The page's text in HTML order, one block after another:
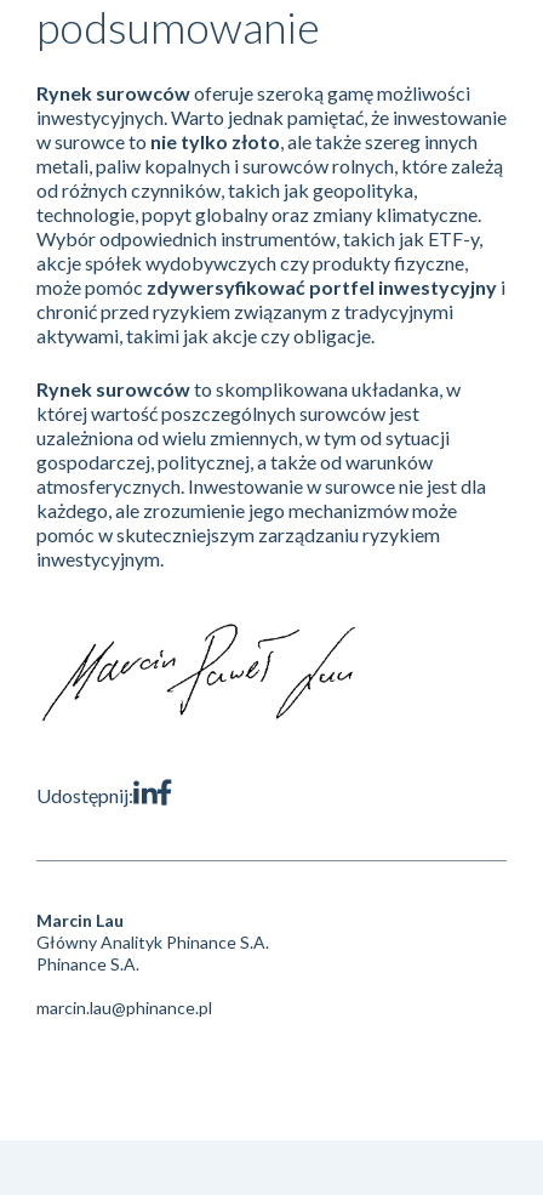
podsumowanie
Rynek surowcówoferuje szeroką gamę możliwości
inwestycyjnych. Warto jednak pamiętać, że inwestowanie
w surowce to nie tylko złoto, ale także szereg innych
metali, paliw kopalnych i surowców rolnych, które zależą
od różnych czynników, takich jak geopolityka,
technologie, popyt globalny oraz zmiany klimatyczne.
Wybór odpowiednich instrumentów, takich jak ETF-y,
akcje spółek wydobywczych czy produkty fizyczne,
może pomóc zdywersyfikować portfel inwestycyjny i
chronić przed ryzykiem związanym z tradycyjnymi
aktywami, takimi jak akcje czy obligacje.
Rynek surowcówto skomplikowana układanka, w
której wartość poszczególnych surowców jest
uzależniona od wielu zmiennych, w tym od sytuacji
gospodarczej, politycznej, a także od warunków
atmosferycznych. Inwestowanie w surowce nie jest dla
każdego, ale zrozumienie jego mechanizmów może
pomóc w skuteczniejszym zarządzaniu ryzykiem
inwestycyjnym.
Udostępnij:
Marcin Lau
Główny Analityk Phinance S.A.
Phinance S.A.
marcin.lau@phinance.pl